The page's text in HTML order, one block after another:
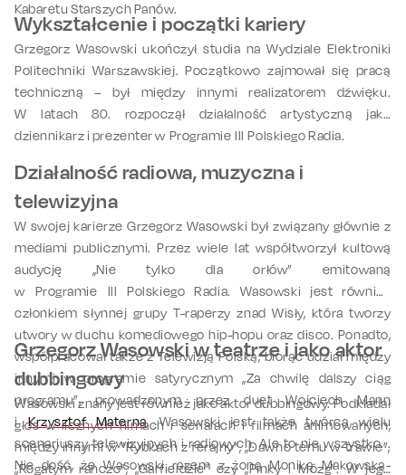
Kabaretu Starszych Panów.
Wykształcenie i początki kariery
Grzegorz Wasowski ukończył studia na Wydziale Elektroniki
Politechniki Warszawskiej. Początkowo zajmował się pracą
techniczną – był między innymi realizatorem dźwięku.
W latach 80. rozpoczął działalność artystyczną jako
dziennikarz i prezenter w Programie III Polskiego Radia.
Działalność radiowa, muzyczna i
telewizyjna
W swojej karierze Grzegorz Wasowski był związany głównie z
mediami publicznymi. Przez wiele lat współtworzył kultową
audycję „Nie tylko dla orłów” emitowaną
w Programie III Polskiego Radia. Wasowski jest również
członkiem słynnej grupy T-raperzy znad Wisły, która tworzy
utwory w duchu komediowego hip-hopu oraz disco. Ponadto,
współpracował także z Telewizją Polską, biorąc udział między
innymi w programie satyrycznym „Za chwilę dalszy ciąg
programu”, prowadzonym przez duet Wojciech Mann
iKrzysztof Materna. Wasowski jest także twórcą wielu
scenariuszy telewizyjnych i radiowych. Ale to nie wszystko...
Nie dość, że Wasowski razem z żoną Moniką Makowską-
Grzegorz Wasowski w teatrze i jako aktor
dubbingowy
Wasowski znany jest również jako aktor dubbingowy. Podkładał
głos w licznych filmach i serialach i filmach animowanych,
między innymi w "Rybkach z ferajny", „Dawno temu w trawie”,
„Rogatym ranczo”, „Garfieldzie” czy „Pinky i Mózg”. W jego